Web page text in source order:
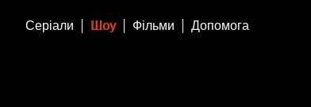
Серіали Шоу Фільми Допомога